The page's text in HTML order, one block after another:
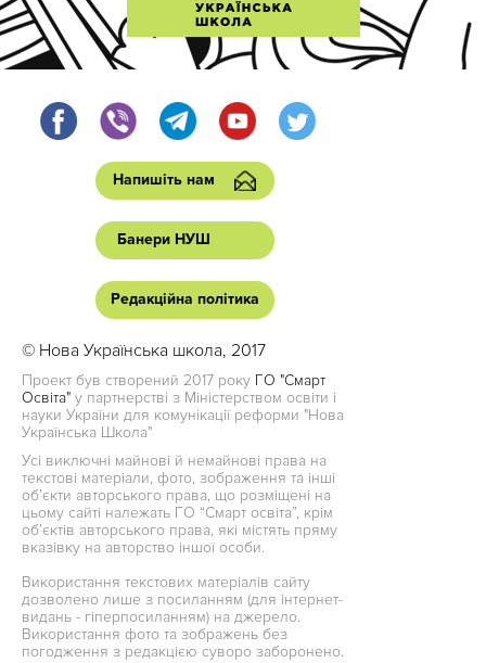
Напишіть нам
Банери НУШ
Редакційна політика
© Нова Українська школа, 2017
Проект був створений 2017 року ГО "Смарт
Освіта" у партнерстві з Міністерством освіти і
науки України для комунікації реформи "Нова
Українська Школа"
Усі виключні майнові й немайнові права на
текстові матеріали, фото, зображення та інші
об’єкти авторського права, що розміщені на
цьому сайті належать ГО “Смарт освіта”, крім
об’єктів авторського права, які містять пряму
вказівку на авторство іншої особи.
Використання текстових матеріалів сайту
дозволено лише з посиланням (для інтернет-
видань - гіперпосиланням) на джерело.
Використання фото та зображень без
погодження з редакцією суворо заборонено.